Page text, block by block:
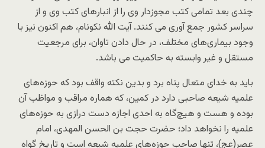
چندی بعد تمامی کتب مجوزدار وی را از انبارهای کتب وی و از
سراسر کشور جمع آوری می کنند. آیت الله نکونام، هم اکنون نیز با
وجود بیماری‌های مختلف، در حال دادن تاوان، برای مرجعیت
مستقل و غیر وابسته به حاکمیت می باشد.
باید به خدای متعال پناه برد و بدین نکته واقف بود که حوزه‌های
علمیه شیعه صاحبی دارد در کمین، که هماره مراقب و مواظب آن
بوده و هست و هیچ‌گاه به احدی اجازه دست درازی به حوزه‌های
علمیه را نخواهد داد؛ حضرت حجت بن الحسن المهدی، امام
عصر(عج)، تنها صاحب حوزه‌های علمیه شیعه است و تاریخ گواه